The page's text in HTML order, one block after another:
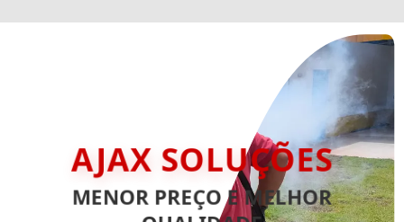
AJAX SOLUÇÕES
MENOR PREÇO E MELHOR